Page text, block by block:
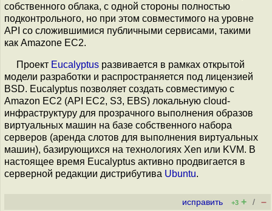
собственного облака, с одной стороны полностью
подконтрольного, но при этом совместимого на уровне
API со сложившимися публичными сервисами, такими
как Amazone EC2.
Проект Eucalyptus развивается в рамках открытой
модели разработки и распространяется под лицензией
BSD. Eucalyptus позволяет создать совместимую с
Amazon EC2 (API EC2, S3, EBS) локальную cloud-
инфраструктуру для прозрачного выполнения образов
виртуальных машин на базе собственного набора
серверов (аренда слотов для выполнения виртуальных
машин), базирующихся на технологиях Xen или KVM. В
настоящее время Eucalyptus активно продвигается в
серверной редакции дистрибутива Ubuntu.
исправить +3 + / –